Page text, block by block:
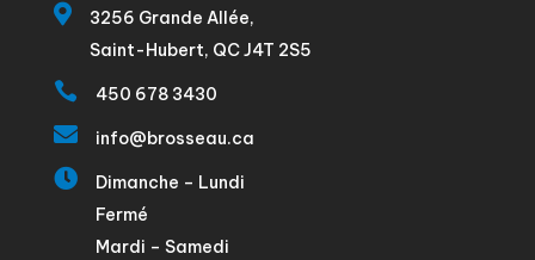

3256 Grande Allée,
Saint-Hubert, QC J4T 2S5
 450 678 3430
 info@brosseau.ca

Dimanche – Lundi
Fermé
Mardi – Samedi